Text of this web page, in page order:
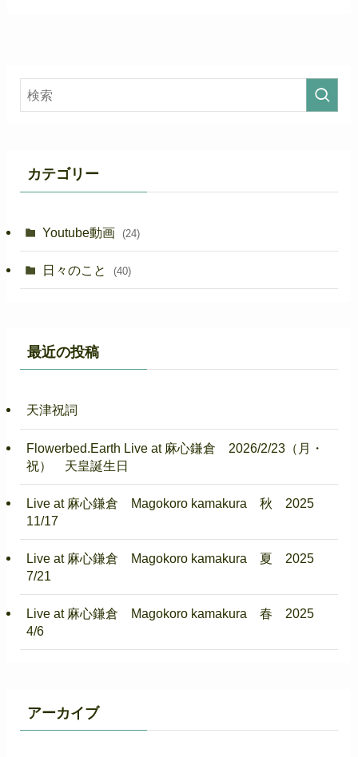
カテゴリー
Youtube動画 (24)
日々のこと (40)
最近の投稿
天津祝詞
Flowerbed.Earth Live at 麻心鎌倉 2026/2/23（月・
祝） 天皇誕生日
Live at 麻心鎌倉 Magokoro kamakura 秋 2025
11/17
Live at 麻心鎌倉 Magokoro kamakura 夏 2025
7/21
Live at 麻心鎌倉 Magokoro kamakura 春 2025
4/6
アーカイブ